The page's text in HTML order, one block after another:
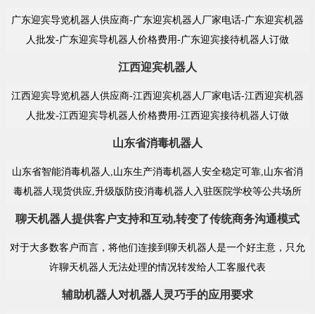
广东迎宾导览机器人供应商-广东迎宾机器人厂家电话-广东迎宾机器
人批发-广东迎宾导机器人价格费用-广东迎宾接待机器人订做
江西迎宾机器人
江西迎宾导览机器人供应商-江西迎宾机器人厂家电话-江西迎宾机器
人批发-江西迎宾导机器人价格费用-江西迎宾接待机器人订做
山东省消毒机器人
山东省智能消毒机器人,山东生产消毒机器人安全稳定可靠,山东省消
毒机器人现货供应,升级版防疫消毒机器人入驻医院学校等公共场所
聊天机器人提供客户支持和互动,转变了传统商务沟通模式
对于大多数客户而言，将他们连接到聊天机器人是一个好主意，只允
许聊天机器人无法处理的情况转发给人工客服代表
辅助机器人对机器人灵巧手的应用要求